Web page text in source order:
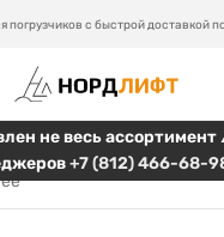
погрузчиков с быстрой доставкой
не весь
+7 (812) 466-68-